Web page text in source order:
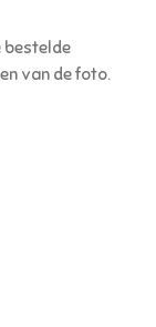
bestelde
van de foto.